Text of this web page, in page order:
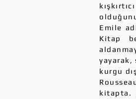
Emile
Kitap
kurgu
kitapta.